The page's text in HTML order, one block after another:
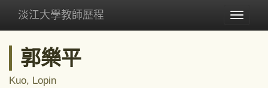
Toggle
淡江大學教師歷程
郭樂平
Kuo, Lopin